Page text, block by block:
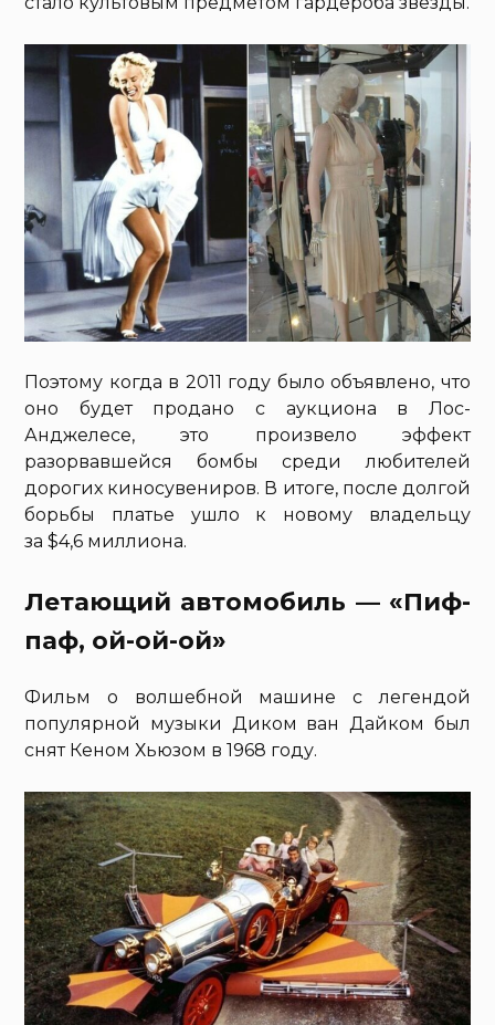
Поэтому когда в 2011 году было объявлено, что
оно будет продано с аукциона в Лос-
Анджелесе, это произвело эффект
разорвавшейся бомбы среди любителей
дорогих киносувениров. В итоге, после долгой
борьбы платье ушло к новому владельцу
за $4,6 миллиона.
Летающий автомобиль — «Пиф-
паф, ой-ой-ой»
Фильм о волшебной машине с легендой
популярной музыки Диком ван Дайком был
снят Кеном Хьюзом в 1968 году.